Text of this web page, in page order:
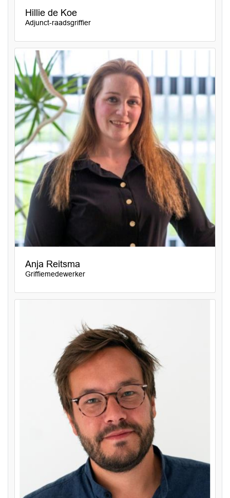
Hillie de Koe
Adjunct-raadsgriffier
Anja Reitsma
Griffiemedewerker